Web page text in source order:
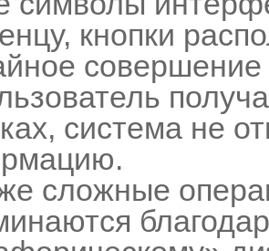
кнопки
система не
сложные